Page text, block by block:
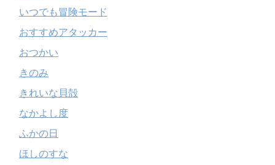
いつでも冒険モード
おすすめアタッカー
おつかい
きのみ
きれいな貝殻
なかよし度
ふかの日
ほしのすな